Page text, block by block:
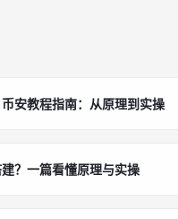
安教程指南：从原理到实操
？一篇看懂原理与实操